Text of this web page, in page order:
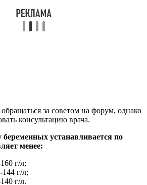
за советом на форум, однако
консультацию врача.
беременных устанавливается по
менее:
г/л;
г/л;
г/л.